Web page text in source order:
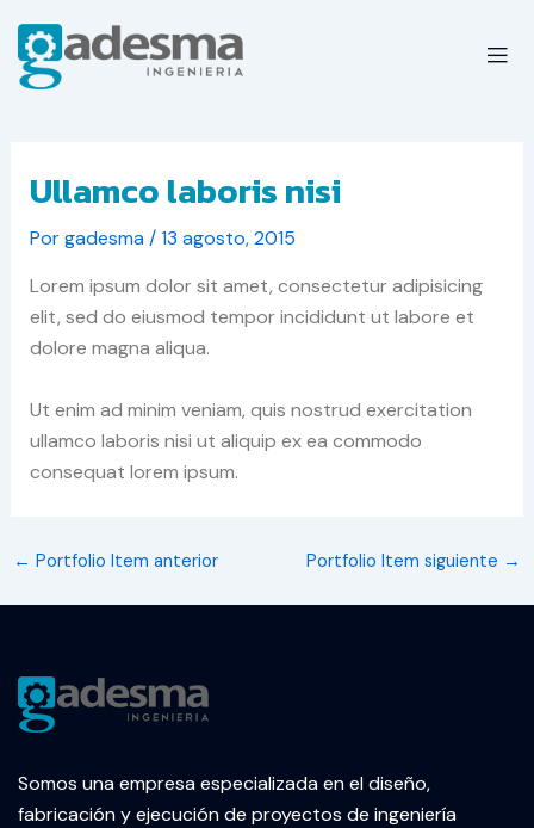
contenido
Ullamco laboris nisi
Porgadesma/13 agosto, 2015
Lorem ipsum dolor sit amet, consectetur adipisicing
elit, sed do eiusmod tempor incididunt ut labore et
dolore magna aliqua.
Ut enim ad minim veniam, quis nostrud exercitation
ullamco laboris nisi ut aliquip ex ea commodo
consequat lorem ipsum.
de
entradas
← Portfolio Item anterior Portfolio Item siguiente →
Somos una empresa especializada en el diseño,
fabricación y ejecución de proyectos de ingeniería